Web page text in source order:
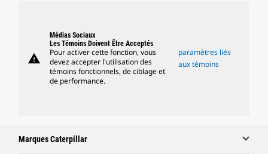
warning
Médias Sociaux
Les Témoins Doivent Être Acceptés
Pour activer cette fonction, vous
devez accepter l'utilisation des
témoins fonctionnels, de ciblage et
de performance.
paramètres liés
aux témoins
Marques Caterpillar